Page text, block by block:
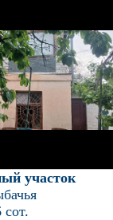
участок
сот.